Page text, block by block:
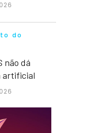
do
não dá
artificial